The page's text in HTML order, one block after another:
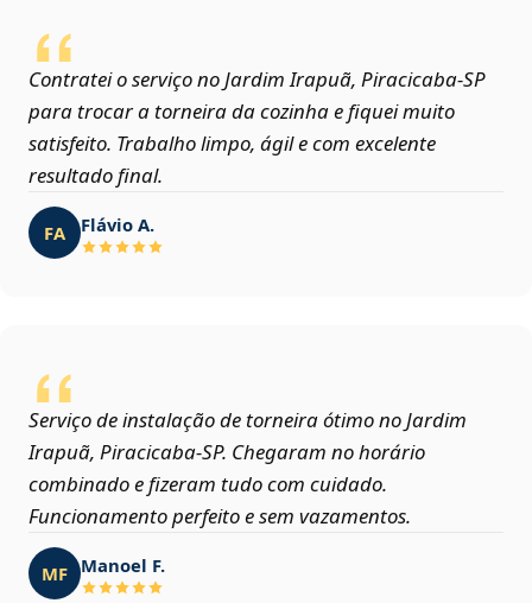
Contratei o serviço no Jardim Irapuã, Piracicaba‑SP
para trocar a torneira da cozinha e fiquei muito
satisfeito. Trabalho limpo, ágil e com excelente
resultado final.
FA Flávio A.
Serviço de instalação de torneira ótimo no Jardim
Irapuã, Piracicaba‑SP. Chegaram no horário
combinado e fizeram tudo com cuidado.
Funcionamento perfeito e sem vazamentos.
MF Manoel F.